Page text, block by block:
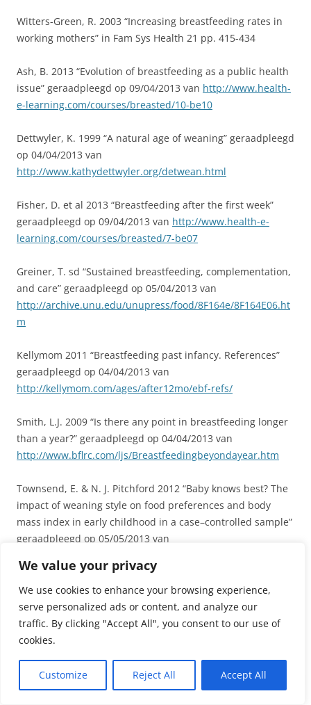
We value your privacy
We use cookies to enhance your browsing experience,
serve personalized ads or content, and analyze our
traffic. By clicking "Accept All", you consent to our use of
cookies.
Customize Reject All Accept All
Witters-Green, R. 2003 “Increasing breastfeeding rates in
working mothers” in Fam Sys Health 21 pp. 415-434
Ash, B. 2013 “Evolution of breastfeeding as a public health
issue” geraadpleegd op 09/04/2013 van http://www.health-
e-learning.com/courses/breasted/10-be10
Dettwyler, K. 1999 “A natural age of weaning” geraadpleegd
op 04/04/2013 van
http://www.kathydettwyler.org/detwean.html
Fisher, D. et al 2013 “Breastfeeding after the first week”
geraadpleegd op 09/04/2013 van http://www.health-e-
learning.com/courses/breasted/7-be07
Greiner, T. sd “Sustained breastfeeding, complementation,
and care” geraadpleegd op 05/04/2013 van
http://archive.unu.edu/unupress/food/8F164e/8F164E06.ht
m
Kellymom 2011 “Breastfeeding past infancy. References”
geraadpleegd op 04/04/2013 van
http://kellymom.com/ages/after12mo/ebf-refs/
Smith, L.J. 2009 “Is there any point in breastfeeding longer
than a year?” geraadpleegd op 04/04/2013 van
http://www.bflrc.com/ljs/Breastfeedingbeyondayear.htm
Townsend, E. & N. J. Pitchford 2012 “Baby knows best? The
impact of weaning style on food preferences and body
mass index in early childhood in a case–controlled sample”
geraadpleegd op 05/05/2013 van
WHO 2013 “Global Strategy for Infant and Young Child
Feeding” geraadpleegd op 04/04/2013 van
http://www.who.int/nutrition/topics/global_strategy/en/ind
ex.html
Dit bericht werd geplaatst inAfbouwen Borstvoedingstips,kleuter
Maatschappelijke thema's,na het jaar,na zes maanden,peuteren